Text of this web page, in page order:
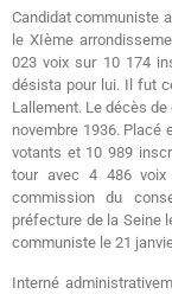
Candidat communiste
le XIème
023 voix sur 10 174
désista pour lui. Il fut
Lallement. Le décès
novembre 1936. Placé
votants et 10 989
tour avec 4 486
commission du
préfecture de la Seine
communiste le 21
Interné